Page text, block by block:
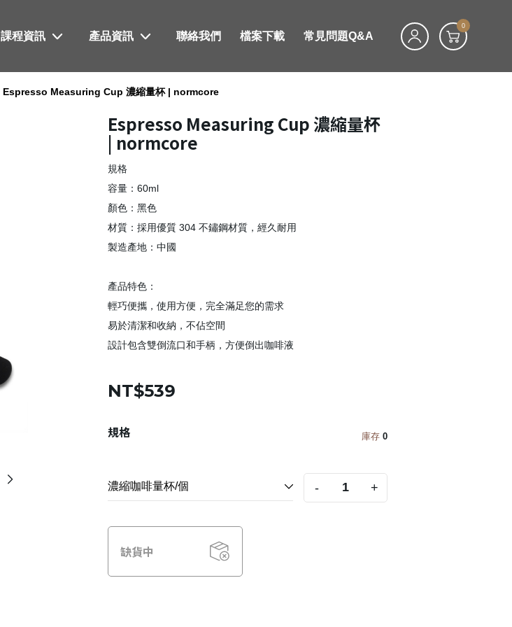
0
課程資訊 產品資訊 聯絡我們 檔案下載 常見問題Q&A
Espresso Measuring Cup 濃縮量杯 | normcore
Espresso Measuring Cup 濃縮量杯
| normcore
規格
容量：60ml
顏色：黑色
材質：採用優質 304 不鏽鋼材質，經久耐用
製造產地：中國
產品特色：
輕巧便攜，使用方便，完全滿足您的需求
易於清潔和收納，不佔空間
設計包含雙倒流口和手柄，方便倒出咖啡液
NT$539
規格 庫存 0
- +
缺貨中